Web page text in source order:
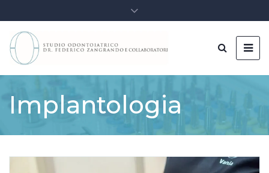
Implantologia